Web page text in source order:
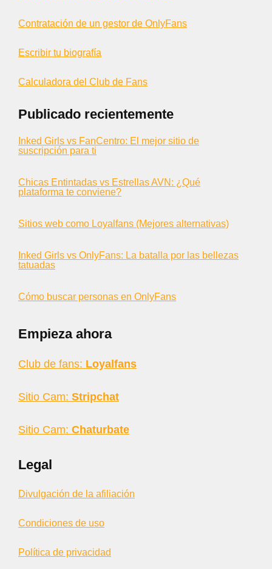
Contratación de un gestor de OnlyFans
Escribir tu biografía
Calculadora del Club de Fans
Publicado recientemente
Inked Girls vs FanCentro: El mejor sitio de
suscripción para ti
Chicas Entintadas vs Estrellas AVN: ¿Qué
plataforma te conviene?
Sitios web como Loyalfans (Mejores alternativas)
Inked Girls vs OnlyFans: La batalla por las bellezas
tatuadas
Cómo buscar personas en OnlyFans
Empieza ahora
Club de fans: Loyalfans
Sitio Cam: Stripchat
Sitio Cam: Chaturbate
Legal
Divulgación de la afiliación
Condiciones de uso
Política de privacidad